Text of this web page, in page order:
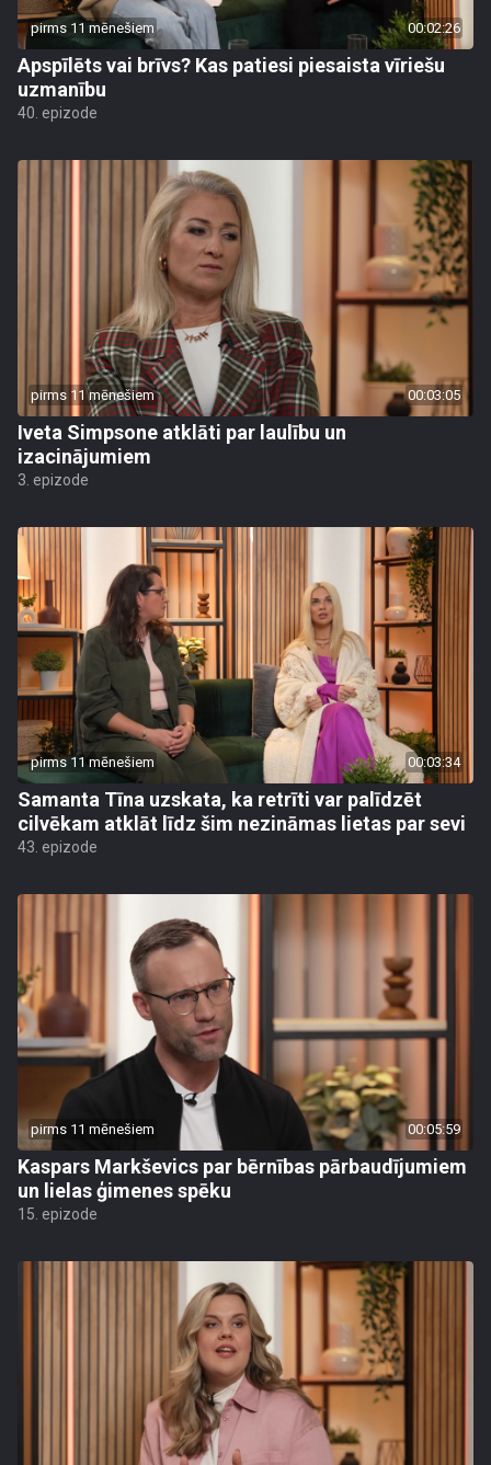
pirms 11 mēnešiem 00:02:26
Apspīlēts vai brīvs? Kas patiesi piesaista vīriešu
uzmanību
40. epizode
pirms 11 mēnešiem 00:03:05
Iveta Simpsone atklāti par laulību un
izacinājumiem
3. epizode
pirms 11 mēnešiem 00:03:34
Samanta Tīna uzskata, ka retrīti var palīdzēt
cilvēkam atklāt līdz šim nezināmas lietas par sevi
43. epizode
pirms 11 mēnešiem 00:05:59
Kaspars Markševics par bērnības pārbaudījumiem
un lielas ģimenes spēku
15. epizode